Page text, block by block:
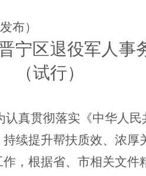
布）
宁区退役军
行）
认真贯彻落实《中华人
续提升帮扶质效、浓厚
作，根据省、市相关文